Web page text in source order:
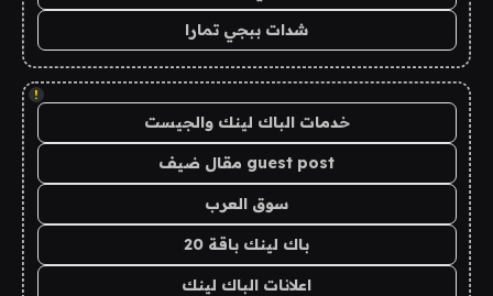
شدات ببجي تمارا
!
خدمات الباك لينك والجيست
guest post مقال ضيف
سوق العرب
باك لينك باقة 20
اعلانات الباك لينك